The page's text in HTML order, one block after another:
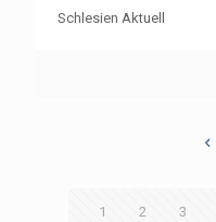
Schlesien Aktuell
1 2 3